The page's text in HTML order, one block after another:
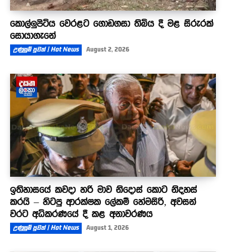
කොල්ලුපිටිය වෙරළට ගොඩගසා තිබිය දී මළ සිරුරක්
සොයාගැනේ
උණුසුම් පුවත් | Hot News August 2, 2026
ඉතිහාසයේ කවදා හරි මාව නිදොස් කොට නිදහස්
කරයි – හිටපු ආරක්ෂක ලේකම් හේමසිරි, අවසන්
වරට අධිකරණයේ දී කළ අනාවරණය
උණුසුම් පුවත් | Hot News August 1, 2026